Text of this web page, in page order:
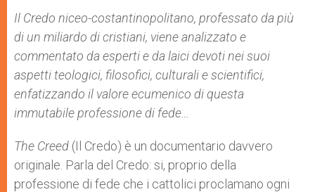
p
p
g
e
r
o
k
r
Il Credo niceo-costantinopolitano, professato da più
di un miliardo di cristiani, viene analizzato e
commentato da esperti e da laici devoti nei suoi
aspetti teologici, filosofici, culturali e scientifici,
enfatizzando il valore ecumenico di questa
immutabile professionedi fede…
The Creed (Il Credo) è un documentario davvero
originale. Parla del Credo: si, proprio della
professione di fede che i cattolici proclamano ogni